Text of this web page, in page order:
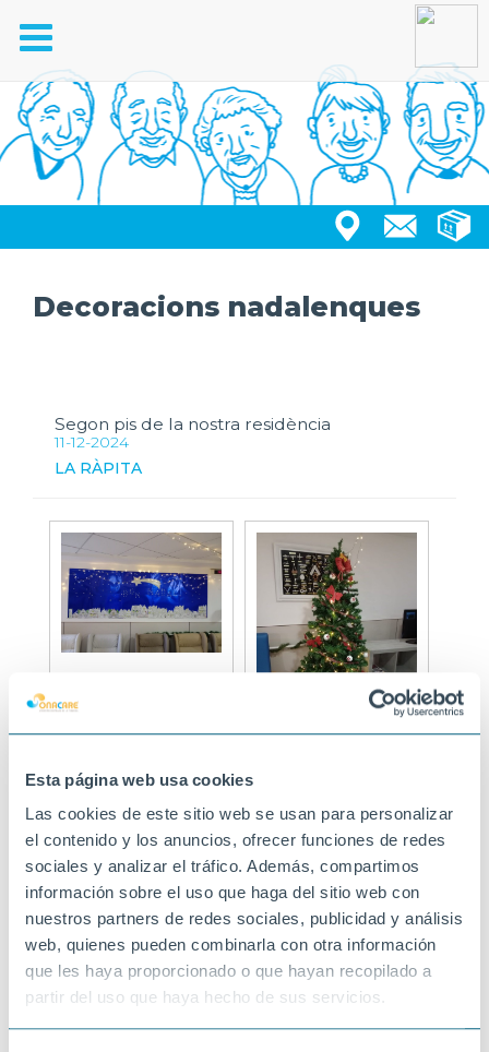
Esta página web usa cookies
Las cookies de este sitio web se usan para personalizar
el contenido y los anuncios, ofrecer funciones de redes
sociales y analizar el tráfico. Además, compartimos
información sobre el uso que haga del sitio web con
nuestros partners de redes sociales, publicidad y análisis
web, quienes pueden combinarla con otra información
que les haya proporcionado o que hayan recopilado a
partir del uso que haya hecho de sus servicios.
Toggle
navigation
Decoracions nadalenques
Segon pis de la nostra residència
11-12-2024
LA RÀPITA